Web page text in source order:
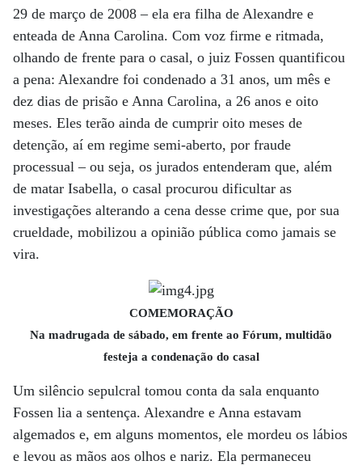
29 de março de 2008 – ela era filha de Alexandre e
enteada de Anna Carolina. Com voz firme e ritmada,
olhando de frente para o casal, o juiz Fossen quantificou
a pena: Alexandre foi condenado a 31 anos, um mês e
dez dias de prisão e Anna Carolina, a 26 anos e oito
meses. Eles terão ainda de cumprir oito meses de
detenção, aí em regime semi-aberto, por fraude
processual – ou seja, os jurados entenderam que, além
de matar Isabella, o casal procurou dificultar as
investigações alterando a cena desse crime que, por sua
crueldade, mobilizou a opinião pública como jamais se
vira.
COMEMORAÇÃO
Na madrugada de sábado, em frente ao Fórum, multidão
festeja a condenação do casal
Um silêncio sepulcral tomou conta da sala enquanto
Fossen lia a sentença. Alexandre e Anna estavam
algemados e, em alguns momentos, ele mordeu os lábios
e levou as mãos aos olhos e nariz. Ela permaneceu